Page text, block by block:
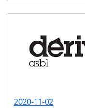
2020-11-02